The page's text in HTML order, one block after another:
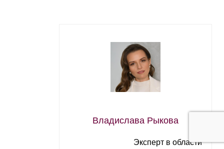
Владислава Рыкова
Эксперт в области